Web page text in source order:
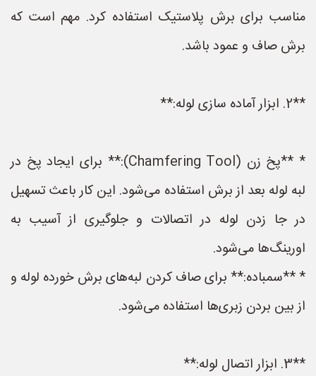
مناسب برای برش پلاستیک استفاده کرد. مهم است که
برش صاف و عمود باشد.
**2. ابزار آماده سازی لوله:**
* **پخ زن (Chamfering Tool):** برای ایجاد پخ در
لبه لوله بعد از برش استفاده می‌شود. این کار باعث تسهیل
در جا زدن لوله در اتصالات و جلوگیری از آسیب به
اورینگ‌ها می‌شود.
* **سمباده:** برای صاف کردن لبه‌های برش خورده لوله و
از بین بردن زبری‌ها استفاده می‌شود.
**3. ابزار اتصال لوله:**